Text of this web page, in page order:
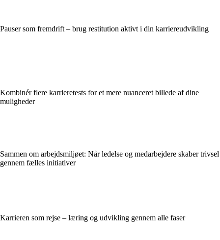
Pauser som fremdrift – brug restitution aktivt i din karriereudvikling
Kombinér flere karrieretests for et mere nuanceret billede af dine
muligheder
Sammen om arbejdsmiljøet: Når ledelse og medarbejdere skaber trivsel
gennem fælles initiativer
Karrieren som rejse – læring og udvikling gennem alle faser